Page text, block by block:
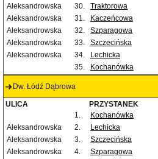
Aleksandrowska
30. Traktorowa
Aleksandrowska
31. Kaczeńcowa
Aleksandrowska
32. Szparagowa
Aleksandrowska
33. Szczecińska
Aleksandrowska
34. Lechicka
35.
Kochanówka
Dw. Łódź Dąbrowa
ULICA PRZYSTANEK
1.
Kochanówka
Aleksandrowska
2. Lechicka
Aleksandrowska
3. Szczecińska
Aleksandrowska
4. Szparagowa